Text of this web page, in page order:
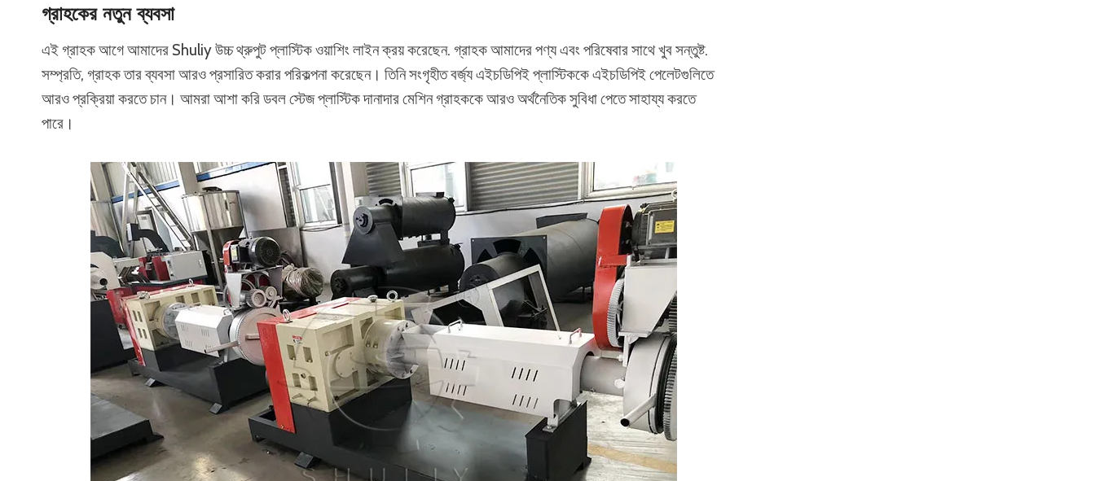
গ্রাহকের নতুন ব্যবসা
এই গ্রাহক আগে আমাদের Shuliy উচ্চ থ্রুপুট প্লাস্টিক ওয়াশিং লাইন ক্রয় করেছেন. গ্রাহক আমাদের পণ্য এবং পরিষেবার সাথে খুব সন্তুষ্ট.
সম্প্রতি, গ্রাহক তার ব্যবসা আরও প্রসারিত করার পরিকল্পনা করেছেন। তিনি সংগৃহীত বর্জ্য এইচডিপিই প্লাস্টিককে এইচডিপিই পেলেটগুলিতে
আরও প্রক্রিয়া করতে চান। আমরা আশা করি ডবল স্টেজ প্লাস্টিক দানাদার মেশিন গ্রাহককে আরও অর্থনৈতিক সুবিধা পেতে সাহায্য করতে
পারে।